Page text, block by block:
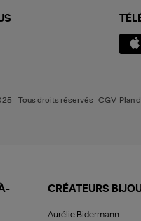
- Tous droits réservés -CGV-Plan
CRÉATEURS
Aurélie Bidermann